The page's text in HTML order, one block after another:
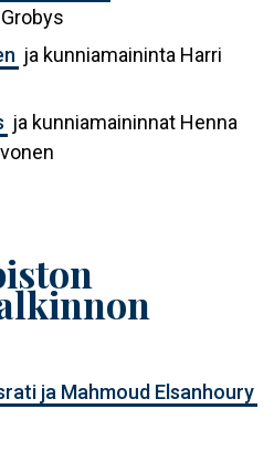
ja kunniamaininta Harri
ja kunniamaininnat Henna
ja Mahmoud Elsanhoury